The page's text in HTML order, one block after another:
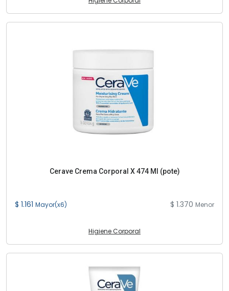
Cerave Crema Corporal X 474 Ml (pote)
$ 1.161 Mayor(x6) $ 1.370 Menor
Higiene Corporal